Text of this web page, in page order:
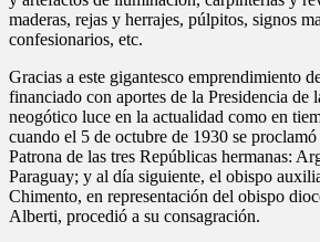
maderas, rejas y herrajes, púlpitos, signos
confesionarios, etc.
Gracias a este gigantesco emprendimiento
financiado con aportes de la Presidencia de
neogótico luce en la actualidad como en
cuando el 5 de octubre de 1930 se
Patrona de las tres Repúblicas hermanas:
Paraguay; y al día siguiente, el obispo
Chimento, en representación del obispo
Alberti, procedió a su consagración.